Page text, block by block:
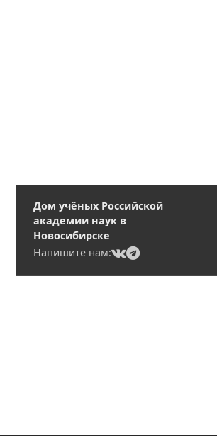
Дом учёных Российской
академии наук в
Новосибирске
Напишите нам:
(current)
(current)